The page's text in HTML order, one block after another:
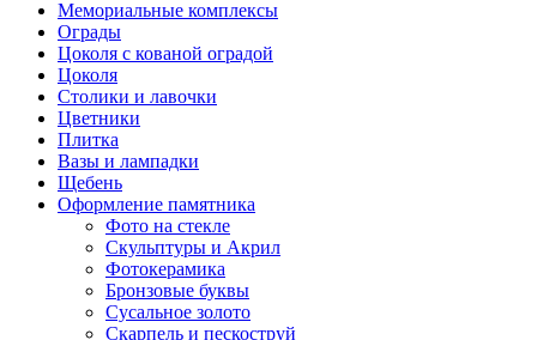
Мемориальные комплексы
Ограды
Цоколя с кованой оградой
Цоколя
Столики и лавочки
Цветники
Плитка
Вазы и лампадки
Щебень
Оформление памятника
Фото на стекле
Скульптуры и Акрил
Фотокерамика
Бронзовые буквы
Сусальное золото
Скарпель и пескоструй